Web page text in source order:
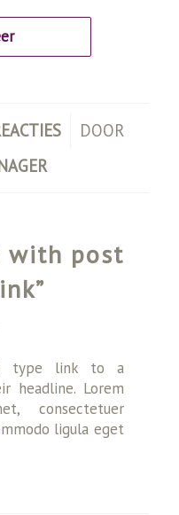
/
DOOR
with post
type link to a
headline. Lorem
consectetuer
ligula eget